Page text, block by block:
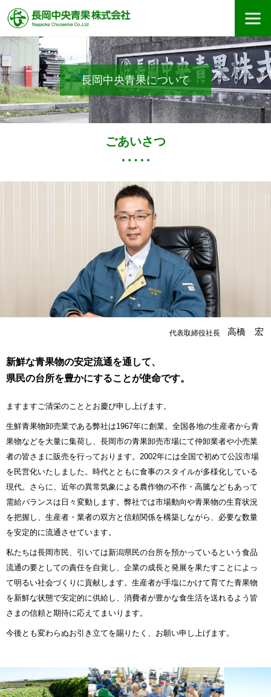
長岡中央青果について
ごあいさつ
代表取締役社長 高橋 宏
新鮮な青果物の安定流通を通して、
県民の台所を豊かにすることが使命です。
ますますご清栄のこととお慶び申し上げます。
生鮮青果物卸売業である弊社は1967年に創業。全国各地の生産者から青
果物などを大量に集荷し、長岡市の青果卸売市場にて仲卸業者や小売業
者の皆さまに販売を行っております。2002年には全国で初めて公設市場
を民営化いたしました。時代とともに食事のスタイルが多様化している
現代。さらに、近年の異常気象による農作物の不作・高騰などもあって
需給バランスは日々変動します。弊社では市場動向や青果物の生育状況
を把握し、生産者・業者の双方と信頼関係を構築しながら、必要な数量
を安定的に流通させています。
私たちは長岡市民、引いては新潟県民の台所を預かっているという食品
流通の要としての責任を自覚し、企業の成長と発展を果たすことによっ
て明るい社会づくりに貢献します。生産者が手塩にかけて育てた青果物
を新鮮な状態で安定的に供給し、消費者が豊かな食生活を送れるよう皆
さまの信頼と期待に応えてまいります。
今後とも変わらぬお引き立てを賜りたく、お願い申し上げます。